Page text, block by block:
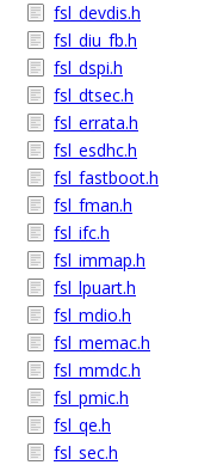
fsl_devdis.h
fsl_diu_fb.h
fsl_dspi.h
fsl_dtsec.h
fsl_errata.h
fsl_esdhc.h
fsl_fastboot.h
fsl_fman.h
fsl_ifc.h
fsl_immap.h
fsl_lpuart.h
fsl_mdio.h
fsl_memac.h
fsl_mmdc.h
fsl_pmic.h
fsl_qe.h
fsl_sec.h